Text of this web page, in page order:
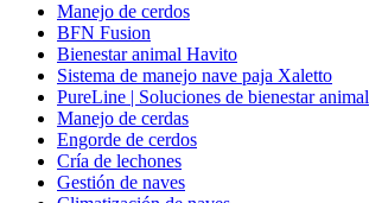
Manejo de cerdos
BFN Fusion
Bienestar animal Havito
Sistema de manejo nave paja Xaletto
PureLine | Soluciones de bienestar animal
Manejo de cerdas
Engorde de cerdos
Cría de lechones
Gestión de naves